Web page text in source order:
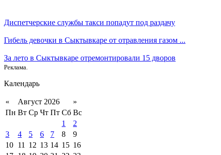
Диспетчерские службы такси попадут под раздачу
Гибель девочки в Сыктывкаре от отравления газом ...
За лето в Сыктывкаре отремонтировали 15 дворов
Реклама.
Календарь
« Август 2026
»
Пн Вт Ср Чт Пт Сб Вс
1
2
3
4 5 6 7 8
9
10 11 12 13 14 15 16